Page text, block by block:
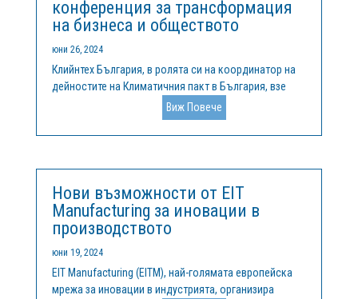
конференция за трансформация
на бизнеса и обществото
юни 26, 2024
Клийнтех България, в ролята си на координатор на
дейностите на Климатичния пакт в България, взе
участие в третото издание на конференцията
Spinoff, проведена на 20 и 21 юни в София Тех Парк.
По време на конференцията бяха представени и
Виж Повече
Нови възможности от EIT
Manufacturing за иновации в
производството
юни 19, 2024
EIT Manufacturing (EITM), най-голямата европейска
мрежа за иновации в индустрията, организира